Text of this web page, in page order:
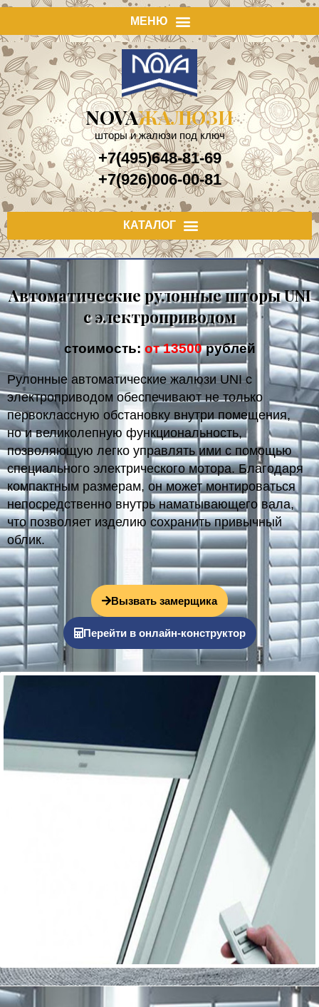
NOVAЖАЛЮЗИ
шторы и жалюзи под ключ
+7(495)648-81-69
+7(926)006-00-81
Автоматические рулонные шторы UNI
с электроприводом
стоимость: от 13500рублей
Рулонные автоматические жалюзи UNI с
электроприводом обеспечивают не только
первоклассную обстановку внутри помещения,
но и великолепную функциональность,
позволяющую легко управлять ими с помощью
специального электрического мотора. Благодаря
компактным размерам, он может монтироваться
непосредственно внутрь наматывающего вала,
что позволяет изделию сохранить привычный
облик.
Вызвать замерщика
Перейти в онлайн-конструктор